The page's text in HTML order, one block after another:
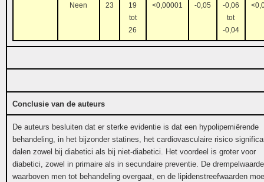
Neen 23
19
tot
26
<0,00001 -0,05
-0,06
tot
-0,04
Conclusie van de auteurs
De auteurs besluiten dat er sterke evidentie is dat een hypolipemiërende
behandeling, in het bijzonder statines, het cardiovasculaire risico
dalen zowel bij diabetici als bij niet-diabetici. Het voordeel is groter voor
diabetici, zowel in primaire als in secundaire preventie. De drempelwaarde
waarboven men tot behandeling overgaat, en de lipidenstreefwaarden